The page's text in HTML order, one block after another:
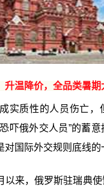
升温降价，全品类暑
实质性的人员伤亡，
吓俄外交人员”的蓄
对国际外交规则底线的
以来，俄罗斯驻瑞典